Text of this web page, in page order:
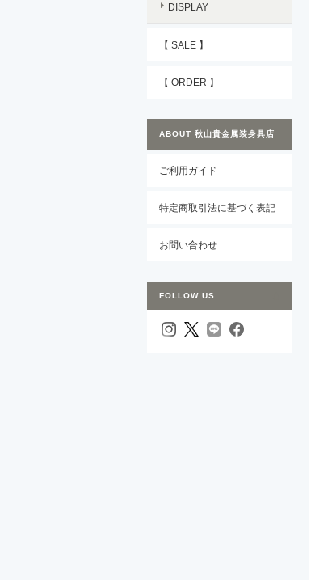
DISPLAY
【 SALE 】
【 ORDER 】
ABOUT 秋山貴金属装身具店
ご利用ガイド
特定商取引法に基づく表記
お問い合わせ
FOLLOW US